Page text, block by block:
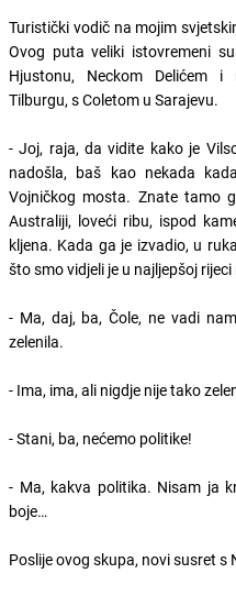
Turistički vodič na mojim
Ovog puta veliki istovremeni
Hjustonu, Neckom Delićem i
Tilburgu, s Coletom u Sarajevu.
- Joj, raja, da vidite kako je
nadošla, baš kao nekada
Vojničkog mosta. Znate tamo
Australiji, loveći ribu, ispod
kljena. Kada ga je izvadio, u
što smo vidjeli je u najljepšoj
- Ma, daj, ba, Čole, ne vadi
zelenila.
- Ima, ima, ali nigdje nije tako
- Stani, ba, nećemo politike!
- Ma, kakva politika. Nisam ja
boje…
Poslije ovog skupa, novi susret s